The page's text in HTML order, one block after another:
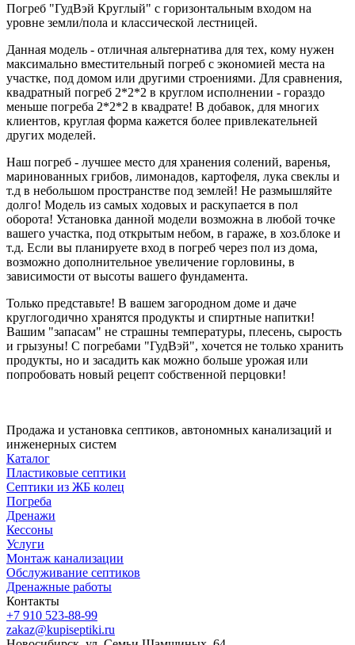
Погреб "ГудВэй Круглый" с горизонтальным входом на
уровне земли/пола и классической лестницей.
Данная модель - отличная альтернатива для тех, кому нужен
максимально вместительный погреб с экономией места на
участке, под домом или другими строениями. Для сравнения,
квадратный погреб 2*2*2 в круглом исполнении - гораздо
меньше погреба 2*2*2 в квадрате! В добавок, для многих
клиентов, круглая форма кажется более привлекательней
других моделей.
Наш погреб - лучшее место для хранения солений, варенья,
маринованных грибов, лимонадов, картофеля, лука свеклы и
т.д в небольшом пространстве под землей! Не размышляйте
долго! Модель из самых ходовых и раскупается в пол
оборота! Установка данной модели возможна в любой точке
вашего участка, под открытым небом, в гараже, в хоз.блоке и
т.д. Если вы планируете вход в погреб через пол из дома,
возможно дополнительное увеличение горловины, в
зависимости от высоты вашего фундамента.
Только представьте! В вашем загородном доме и даче
круглогодично хранятся продукты и спиртные напитки!
Вашим "запасам" не страшны температуры, плесень, сырость
и грызуны! С погребами "ГудВэй", хочется не только хранить
продукты, но и засадить как можно больше урожая или
попробовать новый рецепт собственной перцовки!
Продажа и установка септиков, автономных канализаций и
инженерных систем
Каталог
Пластиковые септики
Септики из ЖБ колец
Погреба
Дренажи
Кессоны
Услуги
Монтаж канализации
Обслуживание септиков
Дренажные работы
Контакты
+7 910 523-88-99
zakaz@kupiseptiki.ru